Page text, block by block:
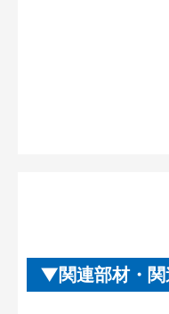
関連部材・